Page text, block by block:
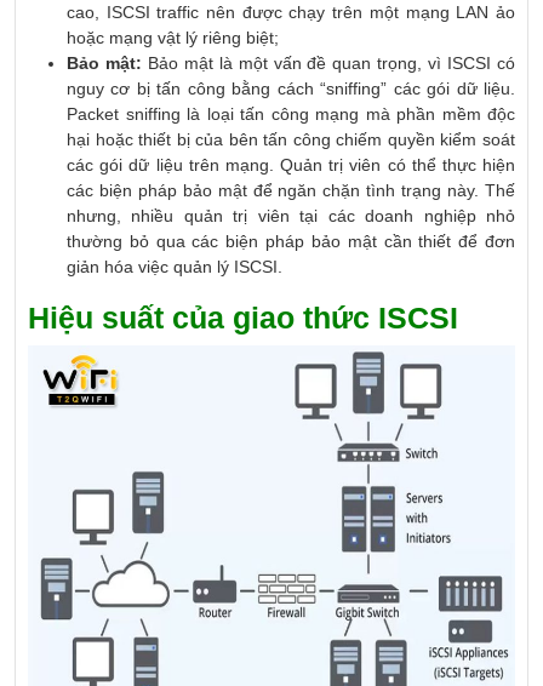
cao, ISCSI traffic nên được chạy trên một mạng LAN ảo
hoặc mạng vật lý riêng biệt;
Bảo mật: Bảo mật là một vấn đề quan trọng, vì ISCSI có
nguy cơ bị tấn công bằng cách “sniffing” các gói dữ liệu.
Packet sniffing là loại tấn công mạng mà phần mềm độc
hại hoặc thiết bị của bên tấn công chiếm quyền kiểm soát
các gói dữ liệu trên mạng. Quản trị viên có thể thực hiện
các biện pháp bảo mật để ngăn chặn tình trạng này. Thế
nhưng, nhiều quản trị viên tại các doanh nghiệp nhỏ
thường bỏ qua các biện pháp bảo mật cần thiết để đơn
giản hóa việc quản lý ISCSI.
Hiệu suất của giao thức ISCSI